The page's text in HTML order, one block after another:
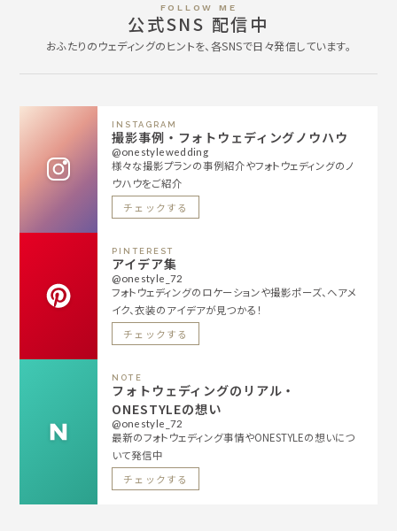
FOLLOW ME
公式SNS 配信中
おふたりのウェディングのヒントを、各SNSで日々発信しています。
INSTAGRAM
撮影事例・フォトウェディングノウハウ
@onestylewedding
様々な撮影プランの事例紹介やフォトウェディングのノ
ウハウをご紹介
チェックする
PINTEREST
アイデア集
@onestyle_72
フォトウェディングのロケーションや撮影ポーズ、ヘアメ
イク、衣装のアイデアが見つかる！
チェックする
NOTE
フォトウェディングのリアル・
ONESTYLEの想い
@onestyle_72
最新のフォトウェディング事情やONESTYLEの想いにつ
いて発信中
チェックする